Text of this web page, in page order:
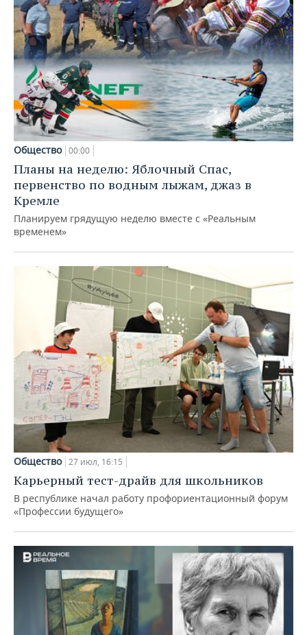
Общество 00:00
Планы на неделю: Яблочный Спас,
первенство по водным лыжам, джаз в
Кремле
Планируем грядущую неделю вместе с «Реальным
временем»
Общество 27 июл, 16:15
Карьерный тест-драйв для школьников
В республике начал работу профориентационный форум
«Профессии будущего»